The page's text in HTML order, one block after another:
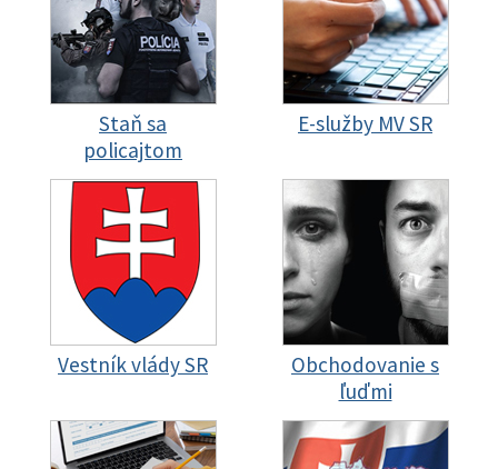
Staň sa
policajtom
E-služby MV SR
Vestník vlády SR
Obchodovanie s
ľuďmi